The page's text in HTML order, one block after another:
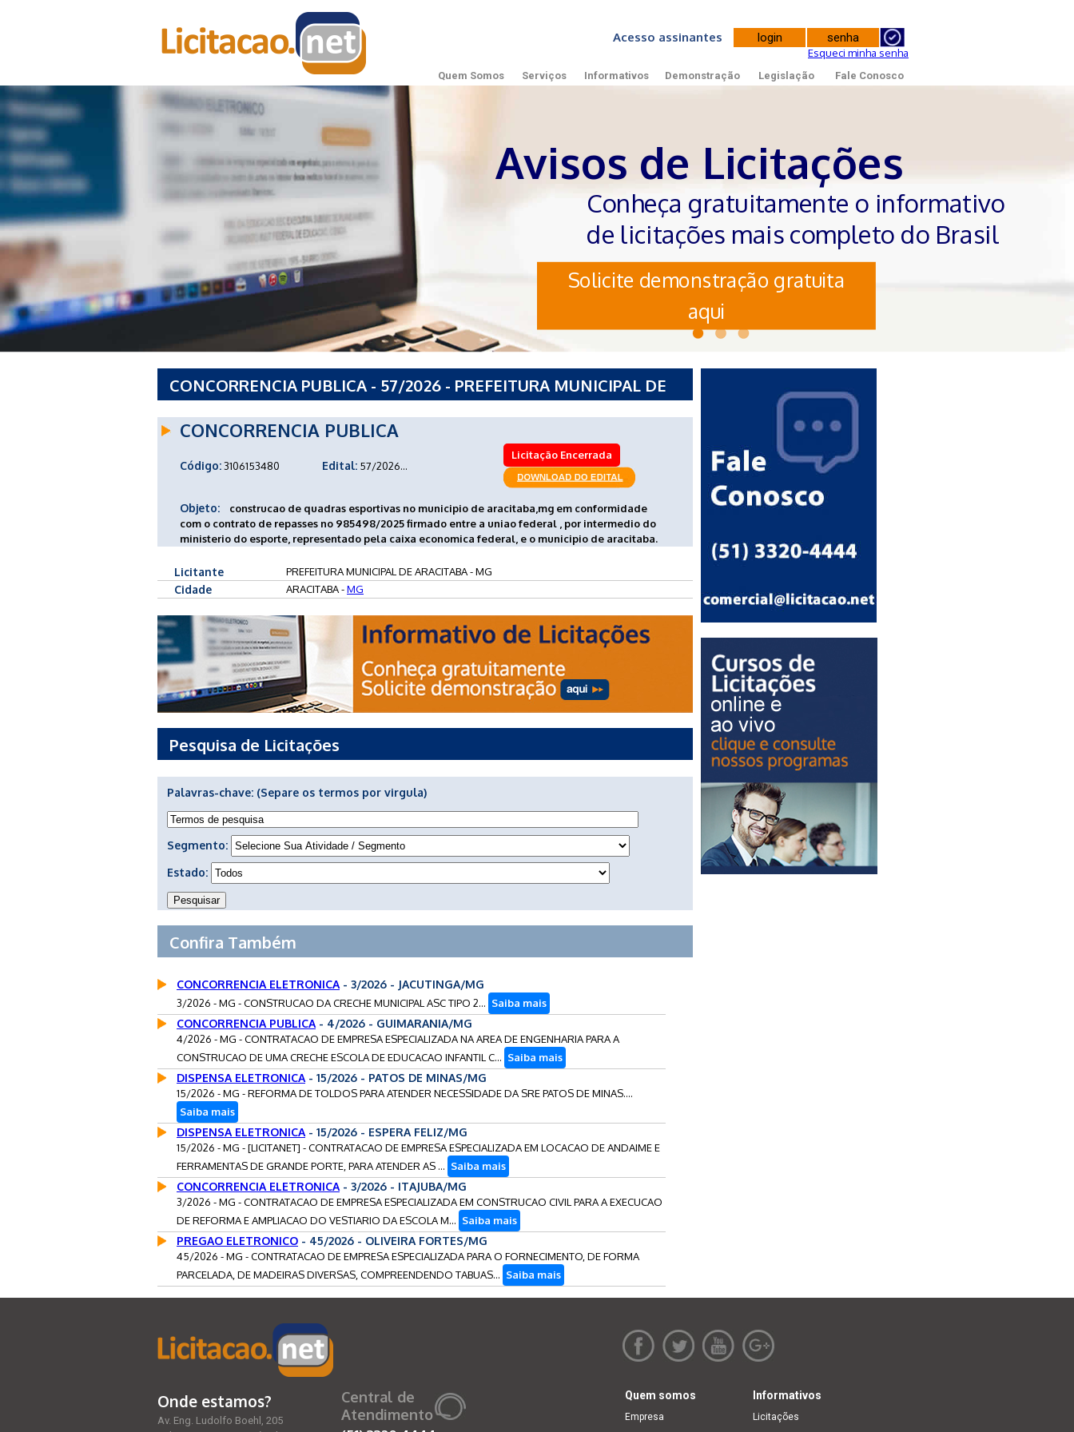
Acesso assinantes
Esqueci minha senha
Quem Somos Serviços Informativos Demonstração Legislação Fale Conosco
Avisos de Licitações
Conheça gratuitamente o informativo
de licitações mais completo do Brasil
Solicite demonstração gratuita
aqui
CONCORRENCIA PUBLICA - 57/2026 - PREFEITURA MUNICIPAL DE
CONCORRENCIA PUBLICA
Código:3106153480 Edital: 57/2026...
Licitação Encerrada
Objeto:
construcao de quadras esportivas no municipio de aracitaba,mg em conformidade
com o contrato de repasses no 985498/2025 firmado entre a uniao federal , por intermedio do
ministerio do esporte, representado pela caixa economica federal, e o municipio de aracitaba.
Licitante PREFEITURA MUNICIPAL DE ARACITABA - MG
Cidade ARACITABA -MG
Pesquisa de Licitações
Palavras-chave: (Separe os termos por virgula)
Segmento:
Estado:
Confira Também
CONCORRENCIA ELETRONICA - 3/2026 - JACUTINGA/MG
3/2026 - MG - CONSTRUCAO DA CRECHE MUNICIPAL ASC TIPO 2... Saiba mais
CONCORRENCIA PUBLICA - 4/2026 - GUIMARANIA/MG
4/2026 - MG - CONTRATACAO DE EMPRESA ESPECIALIZADA NA AREA DE ENGENHARIA PARA A
CONSTRUCAO DE UMA CRECHE ESCOLA DE EDUCACAO INFANTIL C... Saiba mais
DISPENSA ELETRONICA - 15/2026 - PATOS DE MINAS/MG
15/2026 - MG - REFORMA DE TOLDOS PARA ATENDER NECESSIDADE DA SRE PATOS DE MINAS....
Saiba mais
DISPENSA ELETRONICA - 15/2026 - ESPERA FELIZ/MG
15/2026 - MG - [LICITANET] - CONTRATACAO DE EMPRESA ESPECIALIZADA EM LOCACAO DE ANDAIME E
FERRAMENTAS DE GRANDE PORTE, PARA ATENDER AS ... Saiba mais
CONCORRENCIA ELETRONICA - 3/2026 - ITAJUBA/MG
3/2026 - MG - CONTRATACAO DE EMPRESA ESPECIALIZADA EM CONSTRUCAO CIVIL PARA A EXECUCAO
DE REFORMA E AMPLIACAO DO VESTIARIO DA ESCOLA M... Saiba mais
PREGAO ELETRONICO - 45/2026 - OLIVEIRA FORTES/MG
45/2026 - MG - CONTRATACAO DE EMPRESA ESPECIALIZADA PARA O FORNECIMENTO, DE FORMA
PARCELADA, DE MADEIRAS DIVERSAS, COMPREENDENDO TABUAS... Saiba mais
Onde estamos?
Av. Eng. Ludolfo Boehl, 205
Central de
Atendimento
Quem somos
Empresa
Informativos
Licitações